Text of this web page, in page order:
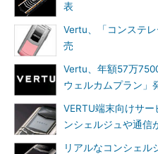
表
Vertu、「コンステ
売
Vertu、年額57万
ウェルカムプラン」
VERTU端末向けサ
ンシェルジュや通信
リアルなコンシェル